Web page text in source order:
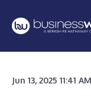
Jun 13, 2025 11:41